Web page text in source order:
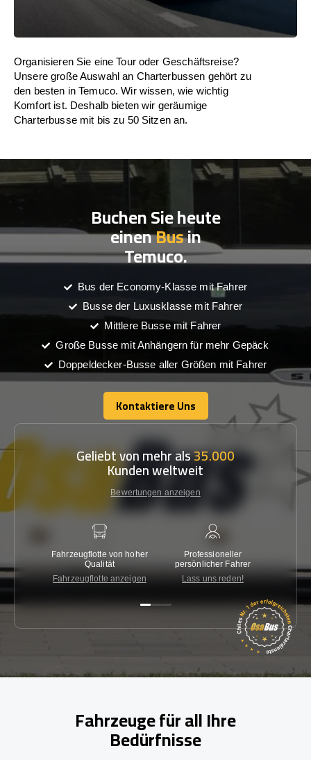
Organisieren Sie eine Tour oder Geschäftsreise?
Unsere große Auswahl an Charterbussen gehört zu
den besten in Temuco. Wir wissen, wie wichtig
Komfort ist. Deshalb bieten wir geräumige
Charterbusse mit bis zu 50 Sitzen an.
Buchen Sie heute
einenBusin
Temuco.
Bus der Economy-Klasse mit Fahrer
Busse der Luxusklasse mit Fahrer
Mittlere Busse mit Fahrer
Große Busse mit Anhängern für mehr Gepäck
Doppeldecker-Busse aller Größen mit Fahrer
Kontaktiere Uns
Kontaktiere Uns
Geliebt von mehr als35.000
Kunden weltweit
Bewertungen anzeigen
Fahrzeugflotte von hoher
Qualität
Fahrzeugflotte anzeigen
Professioneller
persönlicher Fahrer
Lass uns reden!
Fahrzeuge für all Ihre
Bedürfnisse